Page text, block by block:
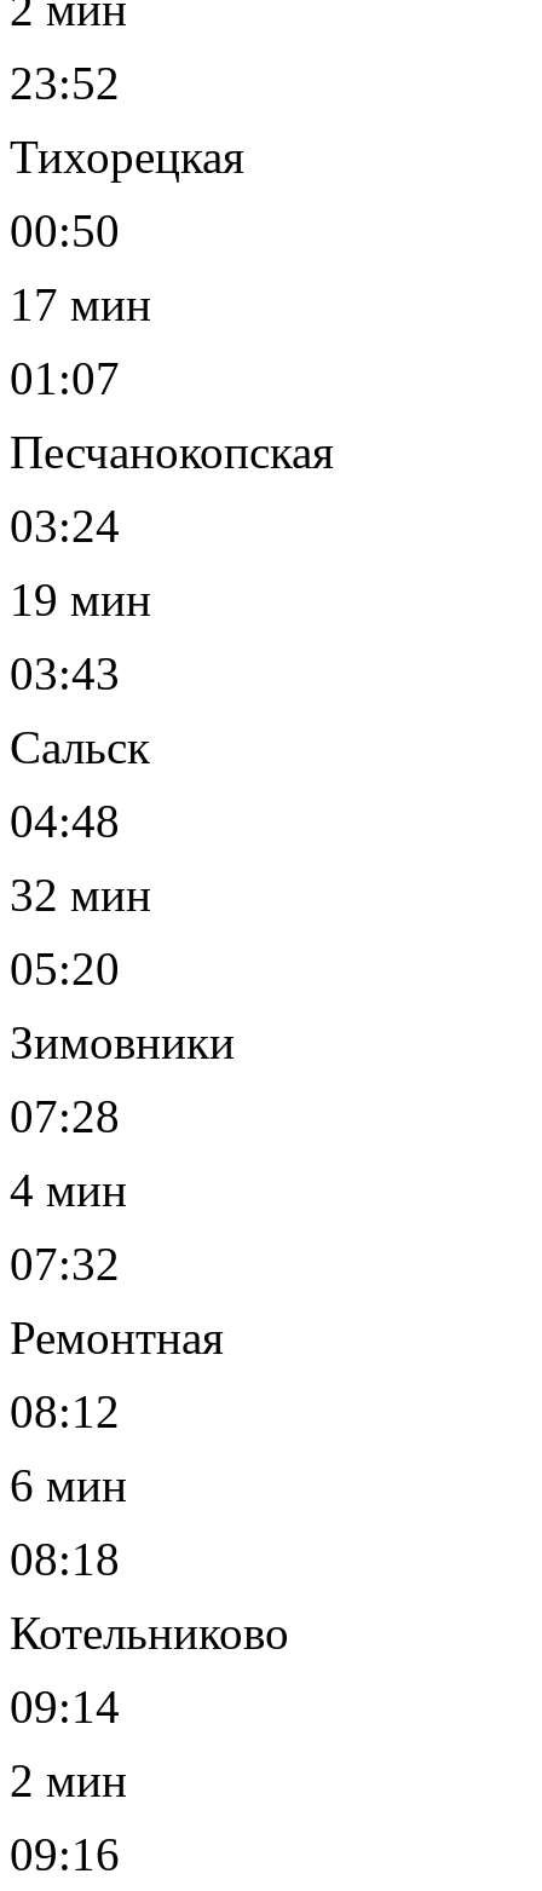
23:52
Тихорецкая
00:50
17 мин
01:07
Песчанокопская
03:24
19 мин
03:43
Сальск
04:48
32 мин
05:20
Зимовники
07:28
4 мин
07:32
Ремонтная
08:12
6 мин
08:18
Котельниково
09:14
2 мин
09:16